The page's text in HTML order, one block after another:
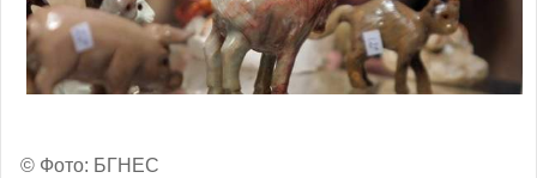
© Фото: БГНЕС